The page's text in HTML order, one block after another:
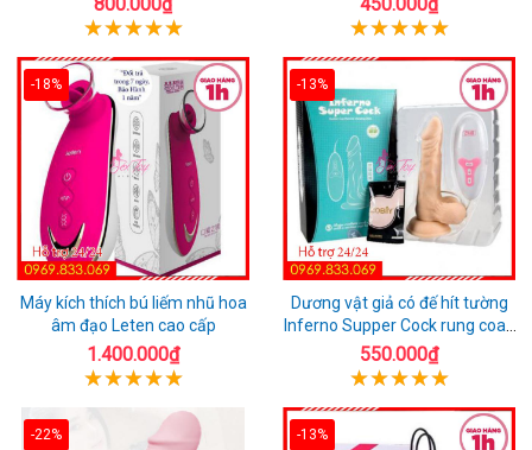
-18%
Máy kích thích bú liếm nhũ hoa
âm đạo Leten cao cấp
1.400.000₫
-13%
Dương vật giả có đế hít tường
Inferno Supper Cock rung coay
7 chế độ
550.000₫
-22% -13%